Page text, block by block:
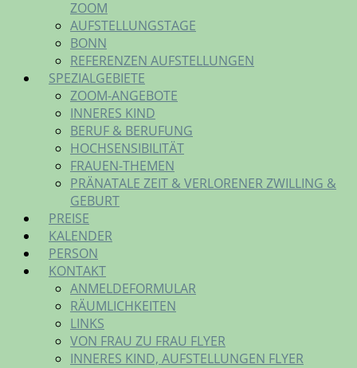
ZOOM
AUFSTELLUNGSTAGE
BONN
REFERENZEN AUFSTELLUNGEN
SPEZIALGEBIETE
ZOOM-ANGEBOTE
INNERES KIND
BERUF & BERUFUNG
HOCHSENSIBILITÄT
FRAUEN-THEMEN
PRÄNATALE ZEIT & VERLORENER ZWILLING &
GEBURT
PREISE
KALENDER
PERSON
KONTAKT
ANMELDEFORMULAR
RÄUMLICHKEITEN
LINKS
VON FRAU ZU FRAU FLYER
INNERES KIND, AUFSTELLUNGEN FLYER